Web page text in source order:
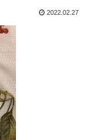
2022.02.27